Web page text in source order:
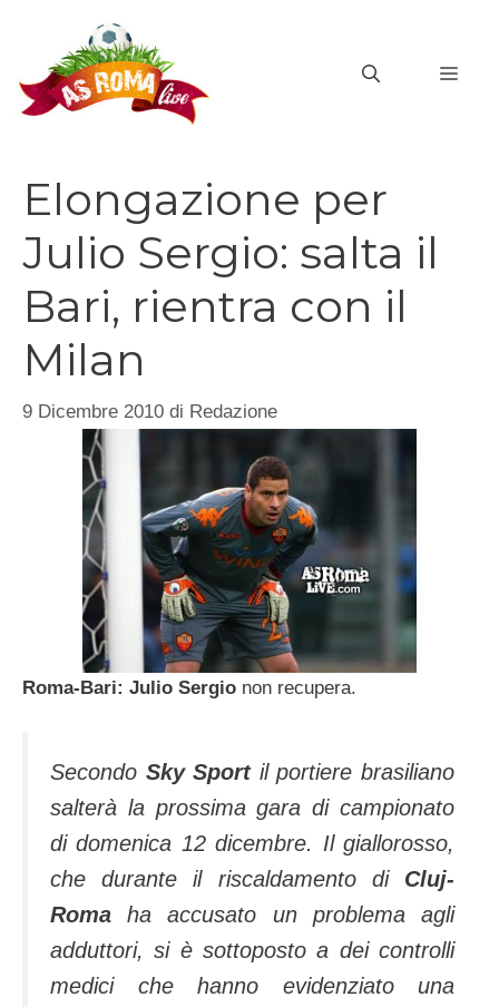
contenuto
Elongazione per
Julio Sergio: salta il
Bari, rientra con il
Milan
9 Dicembre 2010 di Redazione
Roma-Bari: Julio Sergio non recupera.
Secondo Sky Sportil portiere brasiliano
salterà la prossima gara di campionato
di domenica 12 dicembre. Il giallorosso,
che durante il riscaldamento di Cluj-
Roma ha accusato un problema agli
adduttori, si è sottoposto a dei controlli
medici che hanno evidenziato una